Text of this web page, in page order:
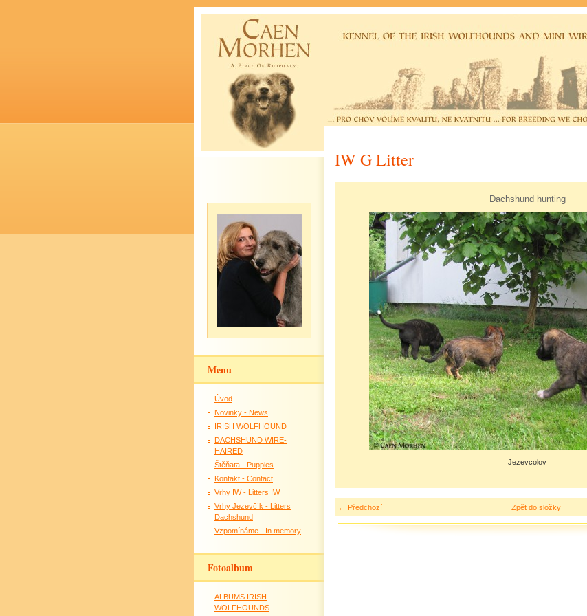
IW G Litter
Dachshund hunting
Jezevcolov
← Předchozí Zpět do složky
Menu
Úvod
Novinky - News
IRISH WOLFHOUND
DACHSHUND WIRE-
HAIRED
Štěňata - Puppies
Kontakt - Contact
Vrhy IW - Litters IW
Vrhy Jezevčík - Litters
Dachshund
Vzpomínáme - In memory
Fotoalbum
ALBUMS IRISH
WOLFHOUNDS